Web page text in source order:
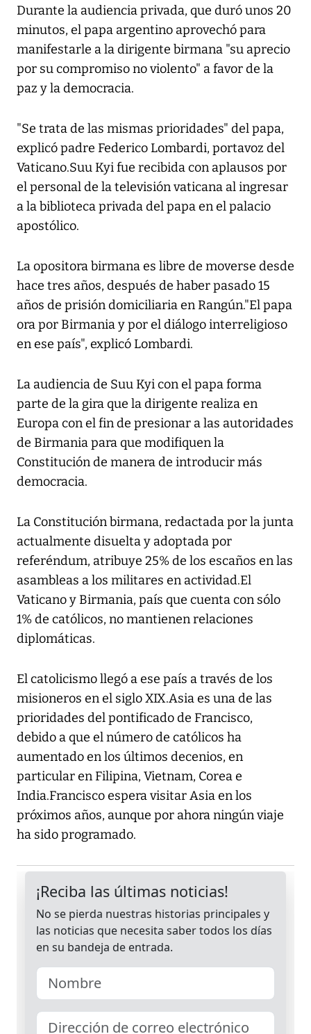
Durante la audiencia privada, que duró unos 20
minutos, el papa argentino aprovechó para
manifestarle a la dirigente birmana "su aprecio
por su compromiso no violento" a favor de la
paz y la democracia.
"Se trata de las mismas prioridades" del papa,
explicó padre Federico Lombardi, portavoz del
Vaticano.Suu Kyi fue recibida con aplausos por
el personal de la televisión vaticana al ingresar
a la biblioteca privada del papa en el palacio
apostólico.
La opositora birmana es libre de moverse desde
hace tres años, después de haber pasado 15
años de prisión domiciliaria en Rangún."El papa
ora por Birmania y por el diálogo interreligioso
en ese país", explicó Lombardi.
La audiencia de Suu Kyi con el papa forma
parte de la gira que la dirigente realiza en
Europa con el fin de presionar a las autoridades
de Birmania para que modifiquen la
Constitución de manera de introducir más
democracia.
La Constitución birmana, redactada por la junta
actualmente disuelta y adoptada por
referéndum, atribuye 25% de los escaños en las
asambleas a los militares en actividad.El
Vaticano y Birmania, país que cuenta con sólo
1% de católicos, no mantienen relaciones
diplomáticas.
El catolicismo llegó a ese país a través de los
misioneros en el siglo XIX.Asia es una de las
prioridades del pontificado de Francisco,
debido a que el número de católicos ha
aumentado en los últimos decenios, en
particular en Filipina, Vietnam, Corea e
India.Francisco espera visitar Asia en los
próximos años, aunque por ahora ningún viaje
ha sido programado.